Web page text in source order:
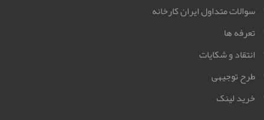
سوالات متداول ایران کارخانه
تعرفه ها
انتقاد و شکایات
طرح توجیهی
خرید لینک